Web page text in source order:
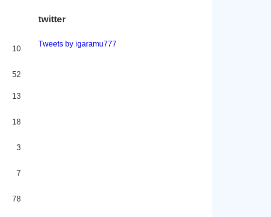
10
52
13
18
3
7
78
twitter
Tweets by igaramu777